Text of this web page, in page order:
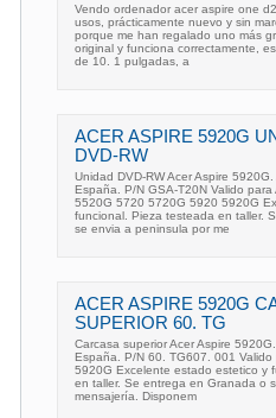
Vendo ordenador acer aspire one
usos, prácticamente nuevo y sin
porque me han regalado uno más
original y funciona correctamente,
de 10. 1 pulgadas, a
ACER ASPIRE 5920G
DVD-RW
Unidad DVD-RW Acer Aspire
España. P/N GSA-T20N Valido
5520G 5720 5720G 5920 5920G
funcional. Pieza testeada en taller.
se envia a peninsula por me
ACER ASPIRE 5920G
SUPERIOR 60. TG
Carcasa superior Acer Aspire
España. P/N 60. TG607. 001 Valido
5920G Excelente estado estetico y
en taller. Se entrega en Granada o
mensajería. Disponem